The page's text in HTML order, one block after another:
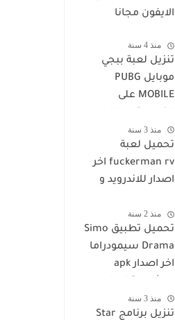
الايفون مجانا
منذ 4 سنة
تنزيل لعبة ببجي
موبايل PUBG
MOBILE على
توب مجانا
منذ 3 سنة
تحميل لعبة
fuckerman rv اخر
اصدار للاندرويد و
منذ 2 سنة
تحميل تطبيق Simo
Drama سيمودراما
اخر اصدار apk
العالمية مجانا
منذ 3 سنة
تنزيل برنامج Star